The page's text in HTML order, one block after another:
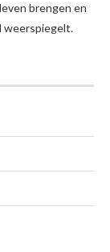
brengen en
weerspiegelt.